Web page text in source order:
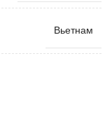
Вьетнам